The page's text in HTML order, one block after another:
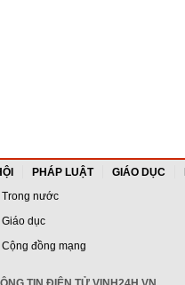
PHÁP LUẬT GIÁO DỤC
Trong nước
Giáo dục
Cộng đồng mạng